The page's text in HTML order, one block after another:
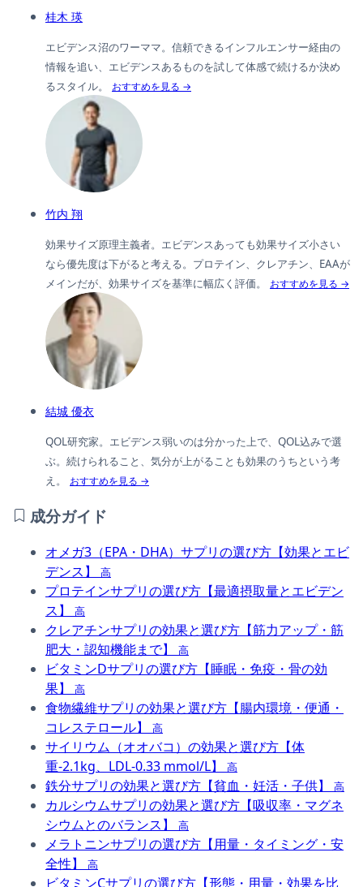
桂木 瑛
エビデンス沼のワーママ。信頼できるインフルエンサー経由の
情報を追い、エビデンスあるものを試して体感で続けるか決め
るスタイル。
おすすめを見る →
竹内 翔
効果サイズ原理主義者。エビデンスあっても効果サイズ小さい
なら優先度は下がると考える。プロテイン、クレアチン、EAAが
メインだが、効果サイズを基準に幅広く評価。
おすすめを見る →
結城 優衣
QOL研究家。エビデンス弱いのは分かった上で、QOL込みで選
ぶ。続けられること、気分が上がることも効果のうちという考
え。
おすすめを見る →
成分ガイド
オメガ3（EPA・DHA）サプリの選び方【効果とエビ
デンス】
高
プロテインサプリの選び方【最適摂取量とエビデン
ス】
高
クレアチンサプリの効果と選び方【筋力アップ・筋
肥大・認知機能まで】
高
ビタミンDサプリの選び方【睡眠・免疫・骨の効
果】
高
食物繊維サプリの効果と選び方【腸内環境・便通・
コレステロール】
高
サイリウム（オオバコ）の効果と選び方【体
重-2.1kg、LDL-0.33 mmol/L】
高
鉄分サプリの効果と選び方【貧血・妊活・子供】 高
カルシウムサプリの効果と選び方【吸収率・マグネ
シウムとのバランス】
高
メラトニンサプリの選び方【用量・タイミング・安
全性】
高
ビタミンCサプリの選び方【形態・用量・効果を比